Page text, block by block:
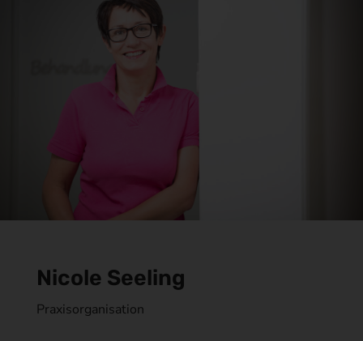
Nicole Seeling
Praxisorganisation